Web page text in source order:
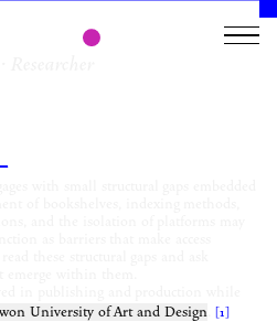
with small structural gaps embedded
University of Art and Design [1]